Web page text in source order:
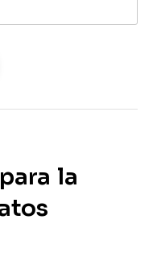
la